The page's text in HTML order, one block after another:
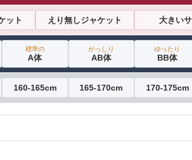
ット えり無しジャケット 大きい
標準の
A体
がっしり
AB体
ゆったり
BB体
160-165cm 165-170cm 170-175cm